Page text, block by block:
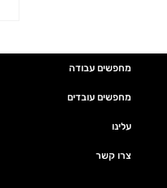
מחפשים עבודה
מחפשים עובדים
עלינו
צרו קשר